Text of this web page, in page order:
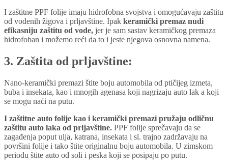
I zaštitne PPF folije imaju hidrofobna svojstva i omogućavaju zaštitu
od vodenih žigova i prljavštine. Ipak keramički premaz nudi
efikasniju zaštitu od vode, jer je sam sastav keramičkog premaza
hidrofoban i možemo reći da to i jeste njegova osnovna namena.
3. Zaštita od prljavštine:
Nano-keramički premazi štite boju automobila od ptičijeg izmeta,
buba i insekata, kao i mnogih agenasa koji nagrizaju auto lak a koji
se mogu naći na putu.
I zaštitne auto folije kao i keramički premazi pružaju odličnu
zaštitu auto laka od prljavštine. PPF folije sprečavaju da se
zagađenja poput ulja, katrana, insekata i sl. trajno zadržavaju na
površini folije i tako štite originalnu boju automobila. U zimskom
periodu štite auto od soli i peska koji se posipaju po putu.